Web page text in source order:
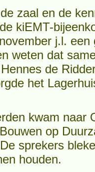
zaal en de
kiEMT-
j.l.
weten dat
de
het
kwam naar
op
sprekers
houden.